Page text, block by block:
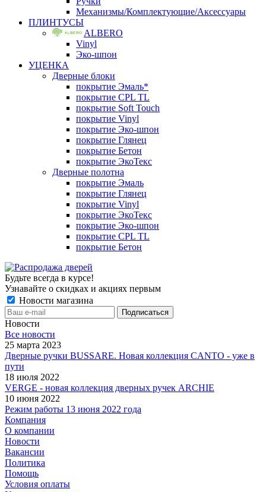
Механизмы/Комплектующие/Аксессуары
ПЛИНТУСЫ
ALBERO
Vinyl
Эко-шпон
УЦЕНКА
Дверные блоки
покрытие Эмаль*
покрытие CPL TL
покрытие Soft Touch
покрытие Vinyl
покрытие Эко-шпон
покрытие Глянец
покрытие Бетон
покрытие ЭкоТекс
Дверные полотна
покрытие Эмаль
покрытие Глянец
покрытие Vinyl
покрытие ЭкоТекс
покрытие Эко-шпон
покрытие CPL TL
покрытие Бетон
Будьте всегда в курсе!
Узнавайте о скидках и акциях первым
Новости магазина
Новости
Все новости
25 марта 2023
Дверные ручки BUSSARE. Новая коллекция CANTO - уже в
пути
18 июля 2022
VERGE - новая коллекция дверных ручек ARCHIE
10 июня 2022
Режим работы 13 июня 2022 года
Компания
О компании
Новости
Вакансии
Политика
Помощь
Условия оплаты